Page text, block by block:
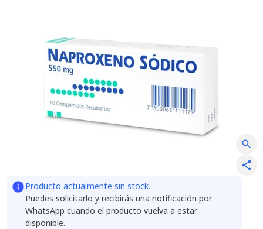
Producto actualmente sin stock.
Puedes solicitarlo y recibirás una notificación por
WhatsApp cuando el producto vuelva a estar
disponible.